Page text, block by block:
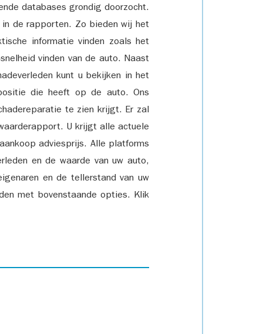
databases grondig doorzocht.
de rapporten. Zo bieden wij het
informatie vinden zoals het
vinden van de auto. Naast
kunt u bekijken in het
die heeft op de auto. Ons
te zien krijgt. Er zal
U krijgt alle actuele
adviesprijs. Alle platforms
en de waarde van uw auto,
en de tellerstand van uw
met bovenstaande opties. Klik